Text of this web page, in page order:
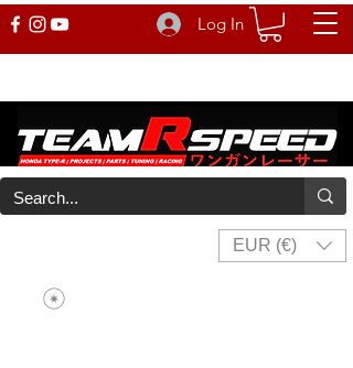
Log In
EUR (€)